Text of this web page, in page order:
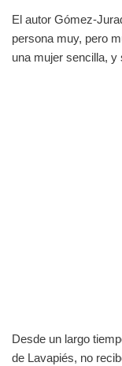
El autor Gómez-
persona muy, pero
una mujer sencilla,
Desde un largo
de Lavapiés, no